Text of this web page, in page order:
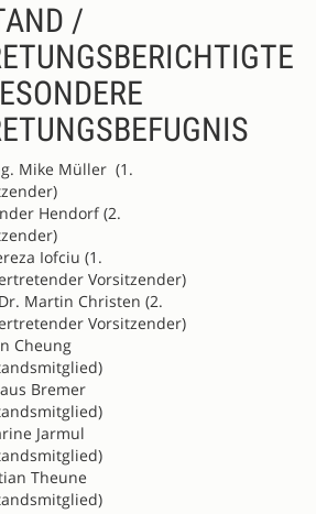
/
Mike Müller (1.
Hendorf (2.
Iofciu (1.
Vorsitzender)
Martin Christen (2.
Vorsitzender)
Cheung
Bremer
Jarmul
Theune